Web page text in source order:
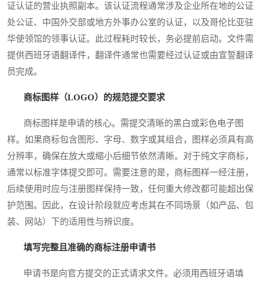
证认证的营业执照副本。该认证流程通常涉及企业所在地的公证
处公证、中国外交部或地方外事办公室的认证，以及哥伦比亚驻
华使领馆的领事认证。此过程耗时较长，务必提前启动。文件需
提供西班牙语翻译件，翻译件通常也需要经过认证或由宣誓翻译
员完成。
商标图样（LOGO）的规范提交要求
商标图样是申请的核心。需提交清晰的黑白或彩色电子图
样。如果商标包含图形、字母、数字或其组合，图样必须具有高
分辨率，确保在放大或缩小后细节依然清晰。对于纯文字商标，
通常以标准字体提交即可。需要注意的是，商标图样一经注册，
后续使用时应与注册图样保持一致，任何重大修改都可能超出保
护范围。因此，在设计阶段就应考虑其在不同场景（如产品、包
装、网站）下的适用性与辨识度。
填写完整且准确的商标注册申请书
申请书是向官方提交的正式请求文件。必须用西班牙语填